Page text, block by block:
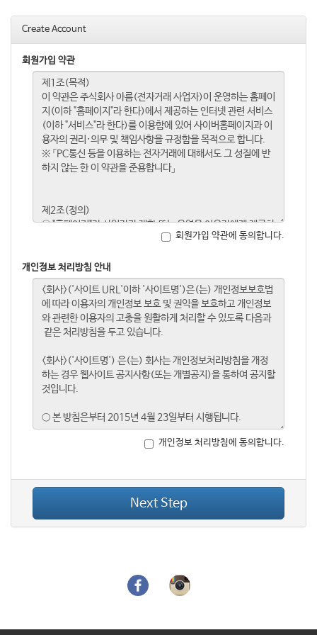
Create Account
회원가입 약관
회원가입 약관에 동의합니다.
개인정보 처리방침 안내
개인정보 처리방침에 동의합니다.
Next Step